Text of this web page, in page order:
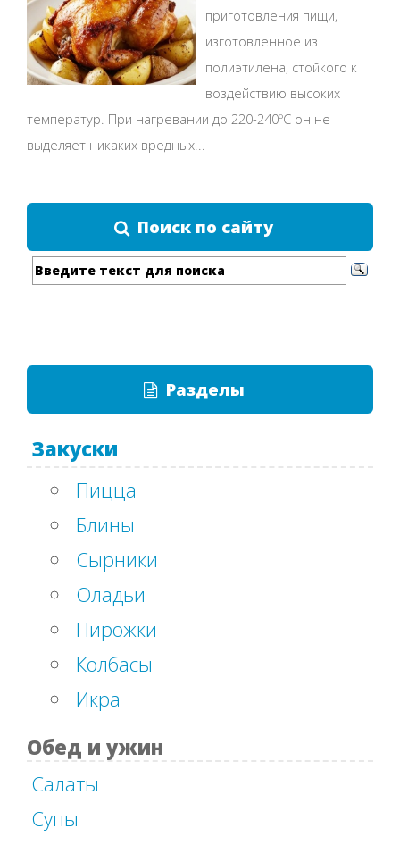
приготовления пищи,
изготовленное из
полиэтилена, стойкого к
воздействию высоких
температур. При нагревании до 220-240ºС он не
выделяет никаких вредных...
Поиск по сайту
Разделы
Закуски
Пицца
Блины
Сырники
Оладьи
Пирожки
Колбасы
Икра
Обед и ужин
Салаты
Супы